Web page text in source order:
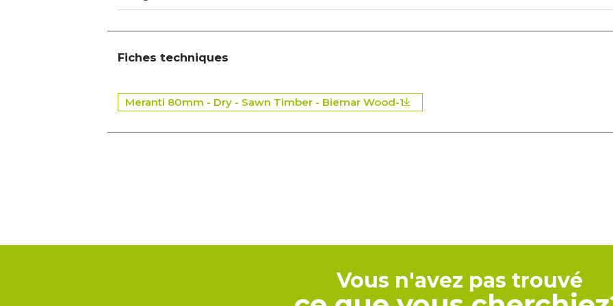
Fiches techniques
Meranti 80mm - Dry - Sawn Timber - Biemar Wood-1
Vous n'avez pas trouvé